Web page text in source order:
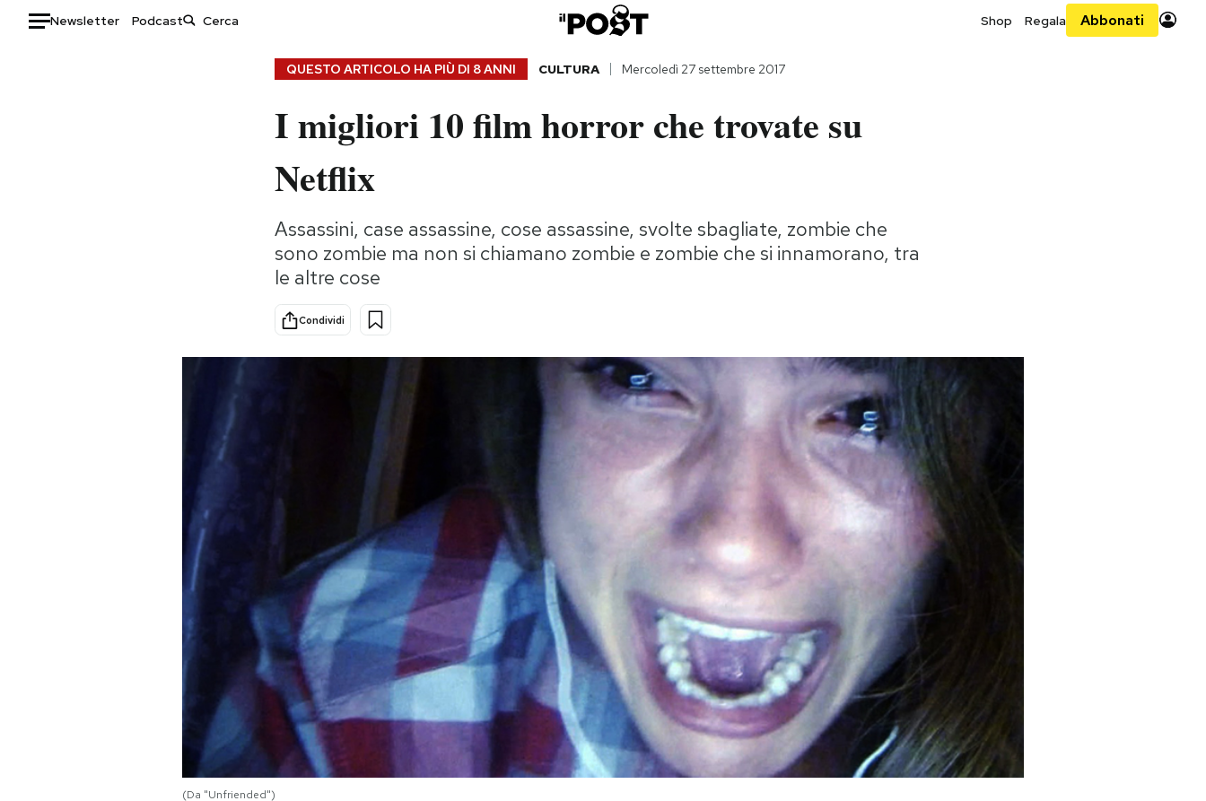
Newsletter Podcast Shop Regala Abbonati
Storie/Idee
Ok Boomer!
Altrecose
Mondiali calcio 2026
AREA PERSONALE
QUESTO ARTICOLO HA PIÙ DI 8 ANNI CULTURA Mercoledì 27 settembre 2017
I migliori 10 film horror che trovate su
Netflix
Assassini, case assassine, cose assassine, svolte sbagliate, zombie che
sono zombie ma non si chiamano zombie e zombie che si innamorano, tra
le altre cose
Condividi
(Da "Unfriended")